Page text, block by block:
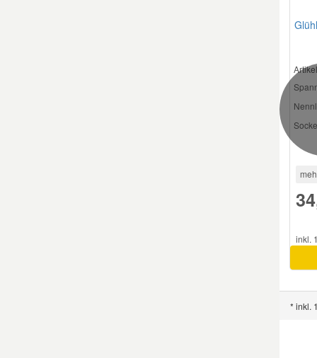
inkl.
* inkl.